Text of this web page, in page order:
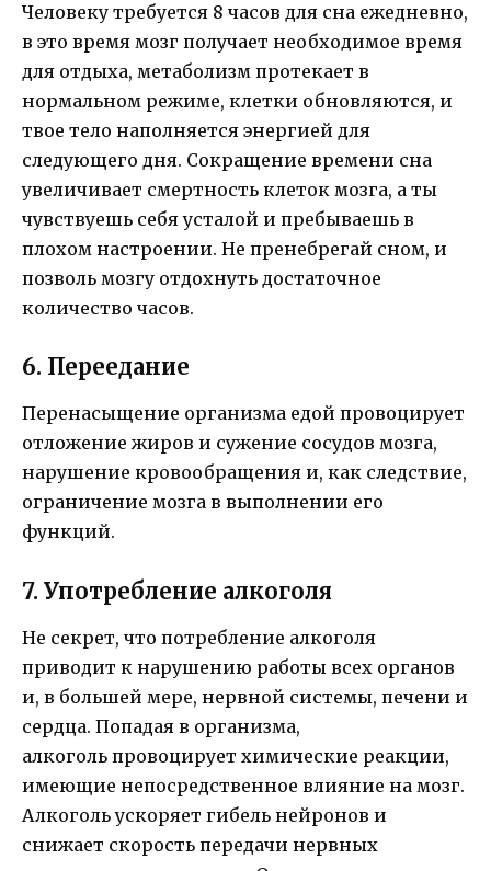
Человеку требуется 8 часов для сна ежедневно,
в это время мозг получает необходимое время
для отдыха, метаболизм протекает в
нормальном режиме, клетки обновляются, и
твое тело наполняется энергией для
следующего дня. Сокращение времени сна
увеличивает смертность клеток мозга, а ты
чувствуешь себя усталой и пребываешь в
плохом настроении. Не пренебрегай сном, и
позволь мозгу отдохнуть достаточное
количество часов.
6. Переедание
Перенасыщение организма едой провоцирует
отложение жиров и сужение сосудов мозга,
нарушение кровообращения и, как следствие,
ограничение мозга в выполнении его
функций.
7. Употребление алкоголя
Не секрет, что потребление алкоголя
приводит к нарушению работы всех органов
и, в большей мере, нервной системы, печени и
сердца. Попадая в организма,
алкоголь провоцирует химические реакции,
имеющие непосредственное влияние на мозг.
Алкоголь ускоряет гибель нейронов и
снижает скорость передачи нервных